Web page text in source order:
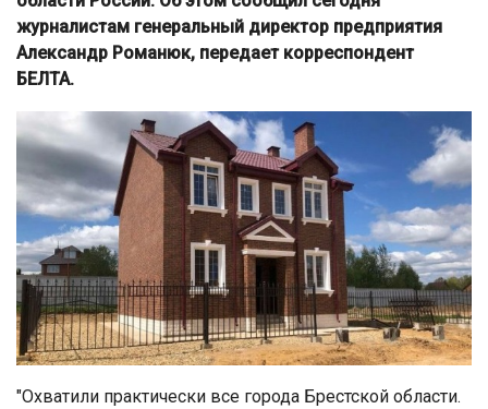
журналистам генеральный директор предприятия
Александр Романюк, передает корреспондент
БЕЛТА.
"Охватили практически все города Брестской области.